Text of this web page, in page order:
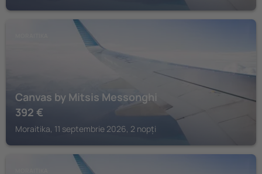
Canvas by Mitsis Messonghi
392 €
Moraitika, 11 septembrie 2026, 2 nopți